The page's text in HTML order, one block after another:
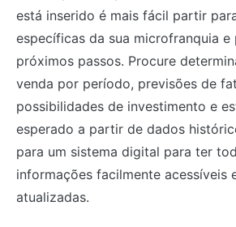
está inserido é mais fácil partir
específicas da sua microfranquia e
próximos passos. Procure
venda por período, previsões de
possibilidades de investimento e
esperado a partir de dados
para um sistema digital para ter
informações facilmente acessíveis
atualizadas.